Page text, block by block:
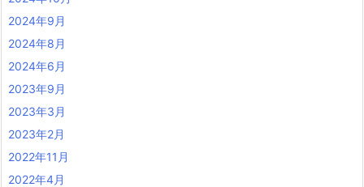
2024年9月
2024年8月
2024年6月
2023年9月
2023年3月
2023年2月
2022年11月
2022年4月